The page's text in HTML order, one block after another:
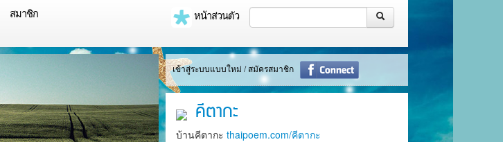
สมาชิก หน้าส่วนตัว
เข้าสู่ระบบแบบใหม่ / สมัครสมาชิก
คีตากะ
บ้านคีตากะ thaipoem.com/คีตากะ